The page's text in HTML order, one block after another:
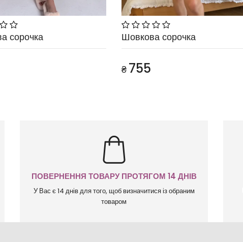
сорочка Шовкова сорочка
₴ 755
ПОВЕРНЕННЯ ТОВАРУ ПРОТЯГОМ 14 ДНІВ
У Вас є 14 днів для того, щоб визначитися із обраним
товаром